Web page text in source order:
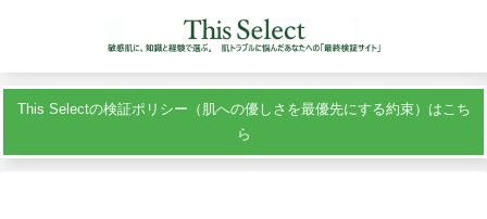
This Selectの検証ポリシー（肌への優しさを最優先にする約束）はこち
ら